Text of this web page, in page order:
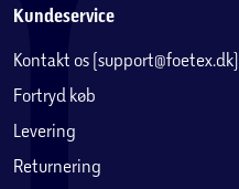
Kundeservice
Kontakt os (support@foetex.dk)
Fortryd køb
Levering
Returnering